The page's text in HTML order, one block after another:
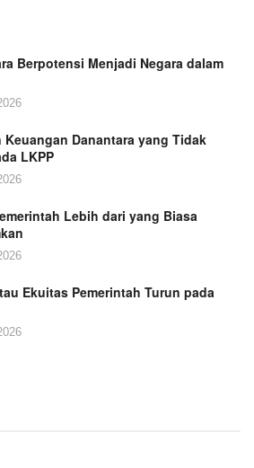
Berpotensi Menjadi Negara dalam
Keuangan Danantara yang Tidak
LKPP
Lebih dari yang Biasa
Ekuitas Pemerintah Turun pada